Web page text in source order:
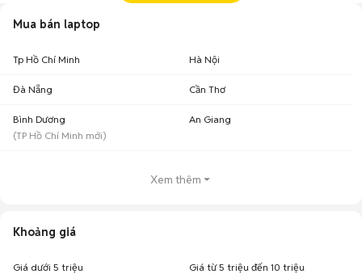
Mua bán laptop
Tp Hồ Chí Minh Hà Nội
Đà Nẵng Cần Thơ
Bình Dương
(TP Hồ Chí Minh mới)
An Giang
Xem thêm
Khoảng giá
Giá dưới 5 triệu Giá từ 5 triệu đến 10 triệu